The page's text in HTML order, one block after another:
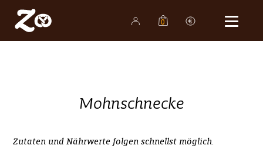
0
Mohnschnecke
Zutaten und Nährwerte folgen schnellst möglich.